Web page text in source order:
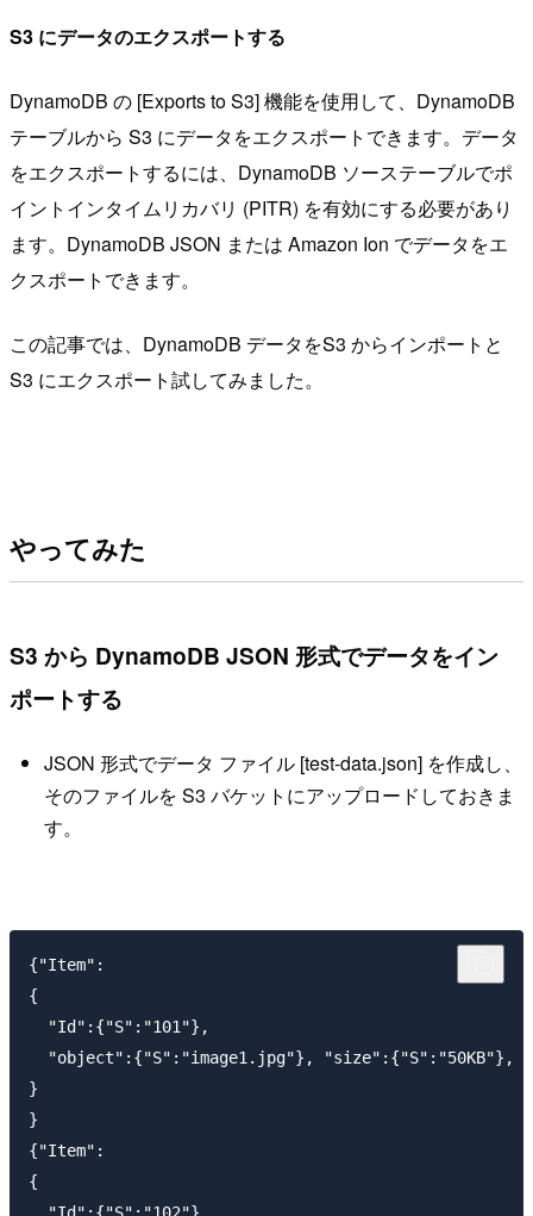
S3 にデータのエクスポートする
DynamoDB の [Exports to S3] 機能を使用して、DynamoDB
テーブルから S3 にデータをエクスポートできます。データ
をエクスポートするには、DynamoDB ソーステーブルでポ
イントインタイムリカバリ (PITR) を有効にする必要があり
ます。DynamoDB JSON または Amazon Ion でデータをエ
クスポートできます。
この記事では、DynamoDB データをS3 からインポートと
S3 にエクスポート試してみました。
やってみた
S3 から DynamoDB JSON 形式でデータをイン
ポートする
JSON 形式でデータ ファイル [test-data.json] を作成し、
そのファイルを S3 バケットにアップロードしておきま
す。
{"Item":
{
  "Id":{"S":"101"},
"object":{"S":"image1.jpg"}, "size":{"S":"50KB"},
}
}
{"Item":
{